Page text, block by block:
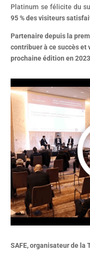
Platinum se félicite du
95 % des visiteurs
Partenaire depuis la
contribuer à ce succès et
prochaine édition en
SAFE, organisateur de la